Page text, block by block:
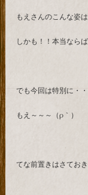
もえさんのこんな姿
しかも！！本当なら
でも今回は特別に・
もえ～～～（ρ｀）
てな前置きはさてお